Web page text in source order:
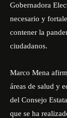
Gobernadora
necesario y
contener la
ciudadanos.
Marco Mena
áreas de salud y
del Consejo
que se ha